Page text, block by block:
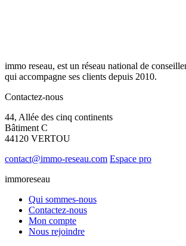
immo reseau, est un réseau national de
qui accompagne ses clients depuis 2010.
Contactez-nous
44, Allée des cinq continents
Bâtiment C
44120 VERTOU
contact@immo-reseau.com Espace pro
immoreseau
Qui sommes-nous
Contactez-nous
Mon compte
Nous rejoindre